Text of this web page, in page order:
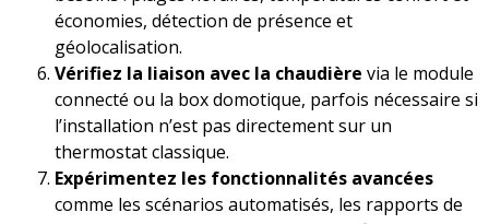
économies, détection de présence et
géolocalisation.
Vérifiez la liaison avec la chaudière via le module
connecté ou la box domotique, parfois nécessaire si
l’installation n’est pas directement sur un
thermostat classique.
Expérimentez les fonctionnalités avancées
comme les scénarios automatisés, les rapports de